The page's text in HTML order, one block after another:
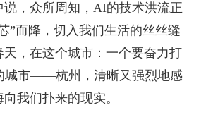
说，众所周知，AI的技术洪流正
”而降，切入我们生活的丝丝缝
天，在这个城市：一个要奋力打
城市——杭州，清晰又强烈地感
我们扑来的现实。